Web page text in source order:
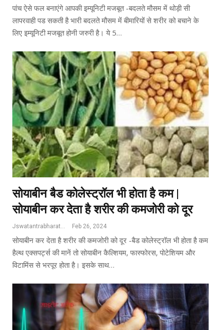
पांच ऐसे फल बनाएंगे आपकी इम्यूनिटी मजबूत -बदलते मौसम में थोड़ी सी
लापरवाही पड सकती है भारी बदलते मौसम में बीमारियों से शरीर को बचाने के
लिए इम्यूनिटी मजबूत होनी जरुरी है। ये 5…
सोयाबीन बैड कोलेस्ट्रॉल भी होता है कम |
सोयाबीन कर देता है शरीर की कमजोरी को दूर
Jswatantrabharat@gmail.com Feb 26, 2024
सोयाबीन कर देता है शरीर की कमजोरी को दूर -बैड कोलेस्ट्रॉल भी होता है कम
हैल्थ एक्सपर्ट्स की मानें तो सोयाबीन कैल्शियम, फास्फोरस, पोटेशियम और
विटामिंस से भरपूर होता है। इसके साथ…